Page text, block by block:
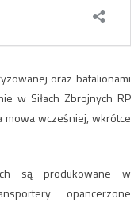
oraz batalionami
w Siłach Zbrojnych RP
mowa wcześniej, wkrótce
są produkowane w
opancerzone